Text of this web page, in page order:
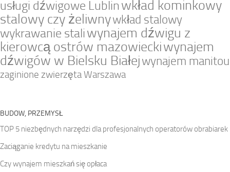
usługi dźwigowe Lublin wkład kominkowy
stalowy czy żeliwnywkład stalowy
wykrawanie staliwynajem dźwigu z
kierowcą ostrów mazowieckiwynajem
dźwigów w Bielsku Białejwynajem manitou
zaginione zwierzęta Warszawa
BUDOW, PRZEMYSŁ
TOP 5 niezbędnych narzędzi dla profesjonalnych operatorów obrabiarek
Zaciąganie kredytu na mieszkanie
Czy wynajem mieszkań się opłaca